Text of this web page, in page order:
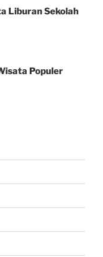
Liburan Sekolah
Populer